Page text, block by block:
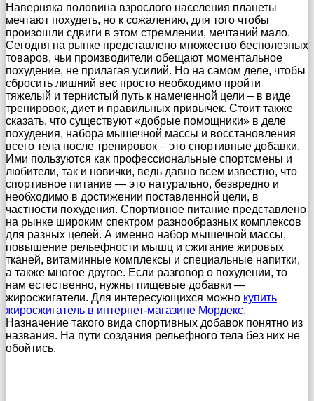
Наверняка половина взрослого населения планеты
мечтают похудеть, но к сожалению, для того чтобы
произошли сдвиги в этом стремлении, мечтаний мало.
Сегодня на рынке представлено множество бесполезных
товаров, чьи производители обещают моментальное
похудение, не прилагая усилий. Но на самом деле, чтобы
сбросить лишний вес просто необходимо пройти
тяжелый и тернистый путь к намеченной цели – в виде
тренировок, диет и правильных привычек. Стоит также
сказать, что существуют «добрые помощники» в деле
похудения, набора мышечной массы и восстановления
всего тела после тренировок – это спортивные добавки.
Ими пользуются как профессиональные спортсмены и
любители, так и новички, ведь давно всем известно, что
спортивное питание — это натурально, безвредно и
необходимо в достижении поставленной цели, в
частности похудения. Спортивное питание представлено
на рынке широким спектром разнообразных комплексов
для разных целей. А именно набор мышечной массы,
повышение рельефности мышц и сжигание жировых
тканей, витаминные комплексы и специальные напитки,
а также многое другое. Если разговор о похудении, то
нам естественно, нужны пищевые добавки —
жиросжигатели. Для интересующихся можно купить
жиросжигатель в интернет-магазине Мордекс.
Назначение такого вида спортивных добавок понятно из
названия. На пути создания рельефного тела без них не
обойтись.